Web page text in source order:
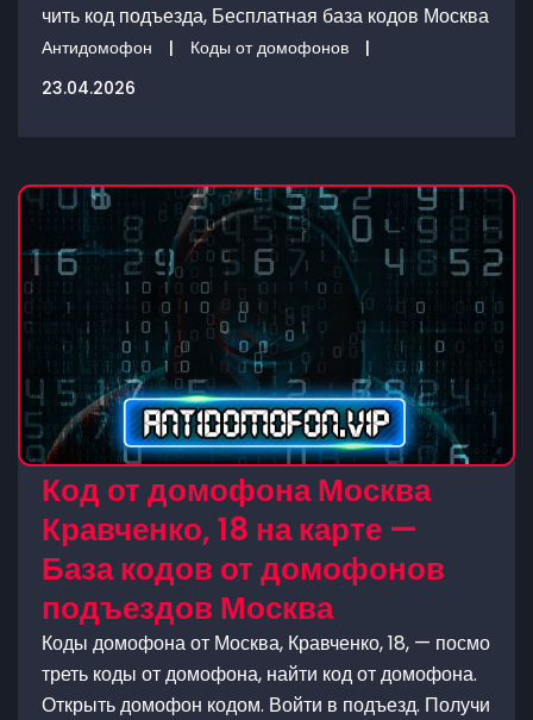
чить код подъезда, Бесплатная база кодов Москва
Антидомофон | Коды от домофонов
|
23.04.2026
Код от домофона Москва
Кравченко, 18 на карте —
База кодов от домофонов
подъездов Москва
Коды домофона от Москва, Кравченко, 18, — посмо
треть коды от домофона, найти код от домофона.
Открыть домофон кодом. Войти в подъезд. Получи